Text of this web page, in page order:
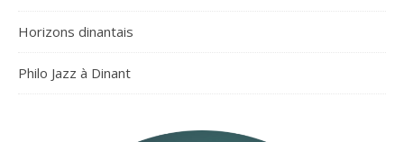
Horizons dinantais
Philo Jazz à Dinant